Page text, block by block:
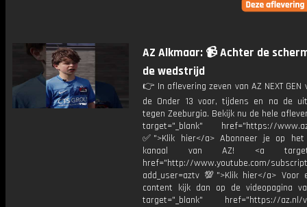
AZ Alkmaar: 📹 Achter de
de wedstrijd
👉 In aflevering zeven van AZ NEXT GEN
de Onder 13 voor, tijdens en na de
tegen Zeeburgia. Bekijk nu de hele
target="_blank" href="https://
✅">Klik hier</a> Abonneer je op het
kanaal van AZ! <a
href="http://www.youtube.com/
add_user=aztv 💯">Klik hier</a> Voor
content kijk dan op de videopagina
target="_blank" href="https://az.nl/